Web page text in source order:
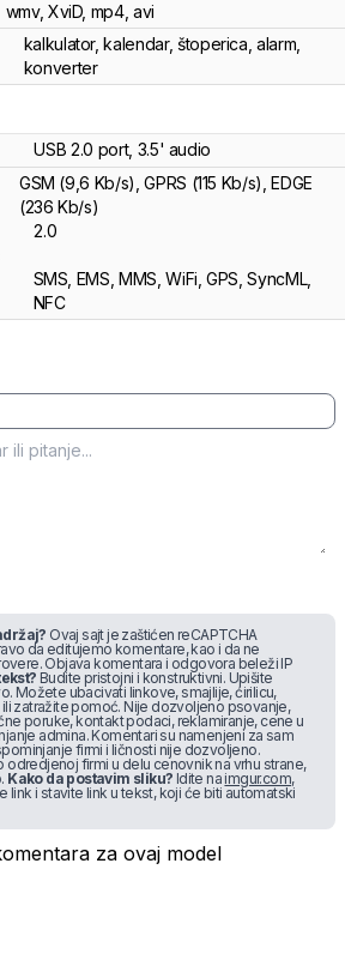
wmv, XviD, mp4, avi
kalkulator, kalendar, štoperica, alarm,
konverter
USB 2.0 port, 3.5' audio
GSM (9,6 Kb/s), GPRS (115 Kb/s), EDGE
(236 Kb/s)
2.0
SMS, EMS, MMS, WiFi, GPS, SyncML,
NFC
Ovaj sajt je zaštićen reCAPTCHA
da editujemo komentare, kao i da ne
Objava komentara i odgovora beleži IP
Budite pristojni i konstruktivni. Upišite
Možete ubacivati linkove, smajlije, ćirilicu,
zatražite pomoć. Nije dozvoljeno psovanje,
poruke, kontakt podaci, reklamiranje, cene u
admina. Komentari su namenjeni za sam
firmi i ličnosti nije dozvoljeno.
firmi u delu cenovnik na vrhu strane,
Kako da postavim sliku? Idite na imgur.com,
link i stavite link u tekst, koji će biti automatski
za ovaj model